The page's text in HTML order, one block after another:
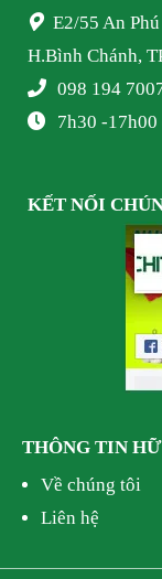
E2/55 An
H.Bình Chánh,
098 194
7h30 -
KẾT NỐI
THÔNG TIN
Về chúng tôi
Liên hệ